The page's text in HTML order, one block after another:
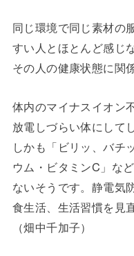
同じ環境で同じ素材の
すい人とほとんど感じ
その人の健康状態に関
体内のマイナスイオン
放電しづらい体にして
しかも「ビリッ、バチ
ウム・ビタミンC」な
ないそうです。静電気
食生活、生活習慣を見
（畑中千加子）